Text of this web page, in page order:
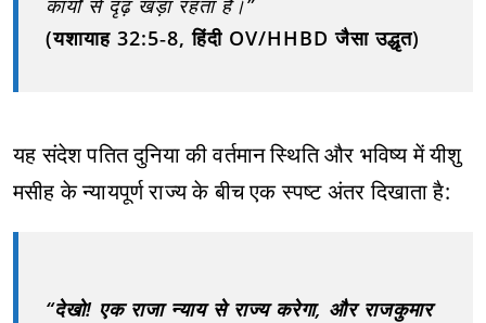
कार्यों से दृढ़ खड़ा रहता है।”
(यशायाह 32:5‑8, हिंदी OV/HHBD जैसा उद्धृत)
यह संदेश पतित दुनिया की वर्तमान स्थिति और भविष्य में यीशु
मसीह के न्यायपूर्ण राज्य के बीच एक स्पष्ट अंतर दिखाता है:
“देखो! एक राजा न्याय से राज्य करेगा, और राजकुमार